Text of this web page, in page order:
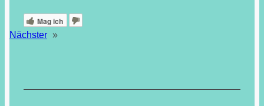
Mag ich
Nächster »